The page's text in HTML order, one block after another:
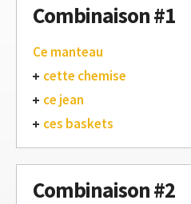
Combinaison #1
Ce manteau
cette chemise
ce jean
ces baskets
Combinaison #2